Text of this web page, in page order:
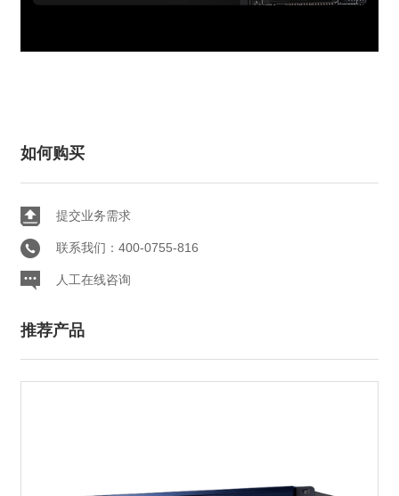
如何购买
提交业务需求
联系我们：400-0755-816
人工在线咨询
推荐产品